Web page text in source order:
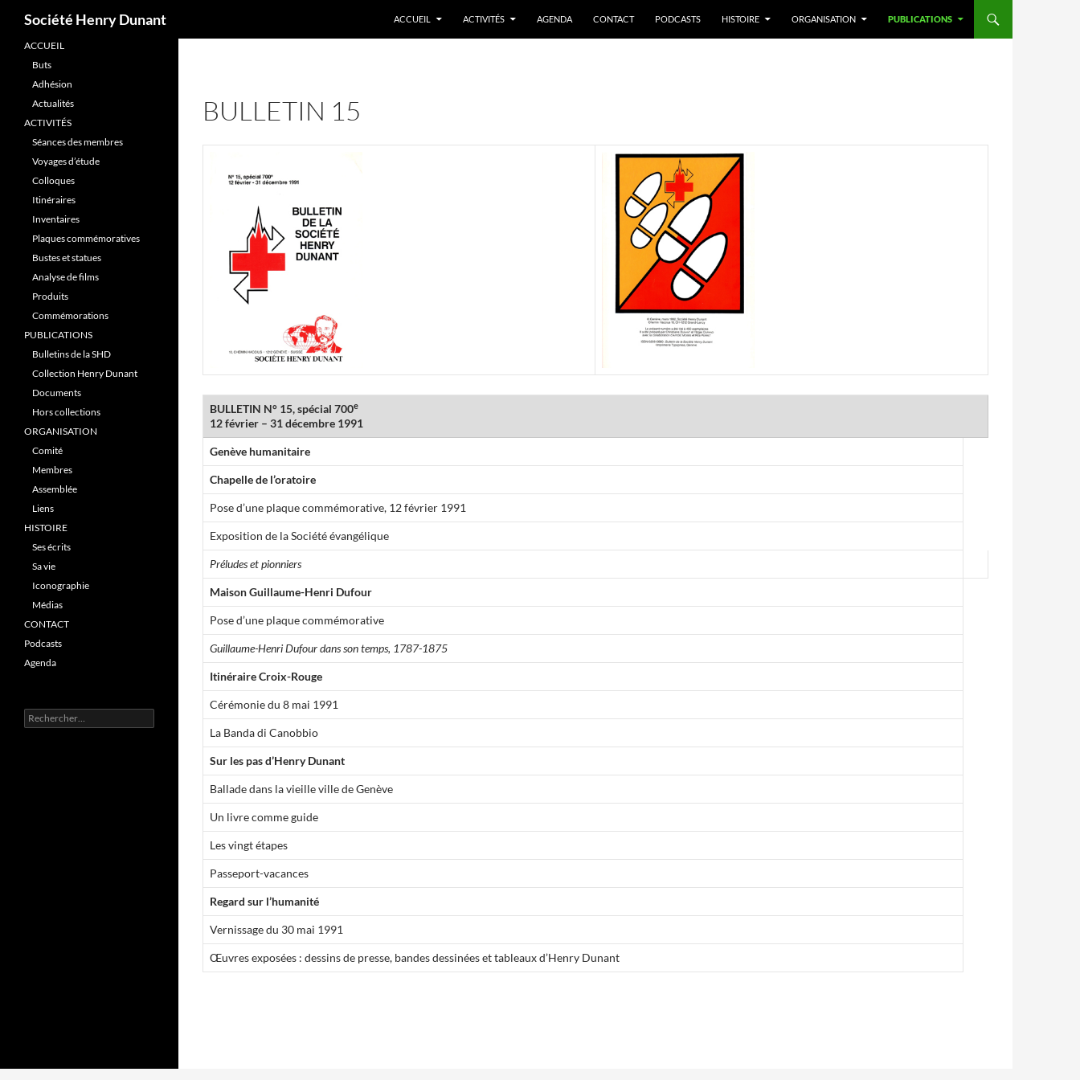
Aller
contenu
Société Henry Dunant ACCUEIL ACTIVITÉS AGENDA CONTACT PODCASTS HISTOIRE ORGANISATION PUBLICATIONS
BULLETIN 15
BULLETIN N° 15, spécial 700e
12 février – 31 décembre 1991
Genève humanitaire
Chapelle de l’oratoire
Pose d’une plaque commémorative, 12 février 1991
Exposition de la Société évangélique
Préludes et pionniers
Maison Guillaume-Henri Dufour
Pose d’une plaque commémorative
Guillaume-Henri Dufour dans son temps, 1787-1875
Itinéraire Croix-Rouge
Cérémonie du 8 mai 1991
La Banda di Canobbio
Sur les pas d’Henry Dunant
Ballade dans la vieille ville de Genève
Un livre comme guide
Les vingt étapes
Passeport-vacances
Regard sur l’humanité
Vernissage du 30 mai 1991
Œuvres exposées : dessins de presse, bandes dessinées et tableaux d’Henry Dunant
ACCUEIL
Buts
Adhésion
Actualités
ACTIVITÉS
Séances des membres
Voyages d’étude
Colloques
Itinéraires
Inventaires
Plaques commémoratives
Bustes et statues
Analyse de films
Produits
Commémorations
PUBLICATIONS
Bulletins de la SHD
Collection Henry Dunant
Documents
Hors collections
ORGANISATION
Comité
Membres
Assemblée
Liens
HISTOIRE
Ses écrits
Sa vie
Iconographie
Médias
CONTACT
Podcasts
Agenda
R
e